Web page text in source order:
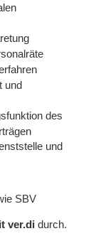
und
des
und
SBV
ver.di durch.